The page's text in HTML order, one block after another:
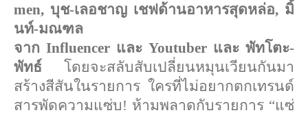
men, บุช-เลอชาญ เชฟด้านอาหารสุดหล่อ, มิ้
นท์-มณฑล
จาก Influencer และ Youtuber และ พัทโตะ-
พัทธ์ โดยจะสลับสับเปลี่ยนหมุนเวียนกันมา
สร้างสีสันในรายการ ใครที่ไม่อยากตกเทรนด์
สารพัดความแซ่บ! ห้ามพลาดกับรายการ “แซ่